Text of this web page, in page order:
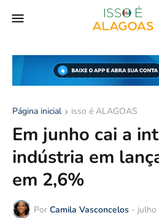
Página inicial isso é ALAGOAS
Em junho cai a
indústria em
em 2,6%
Por Camila Vasconcelos - julho